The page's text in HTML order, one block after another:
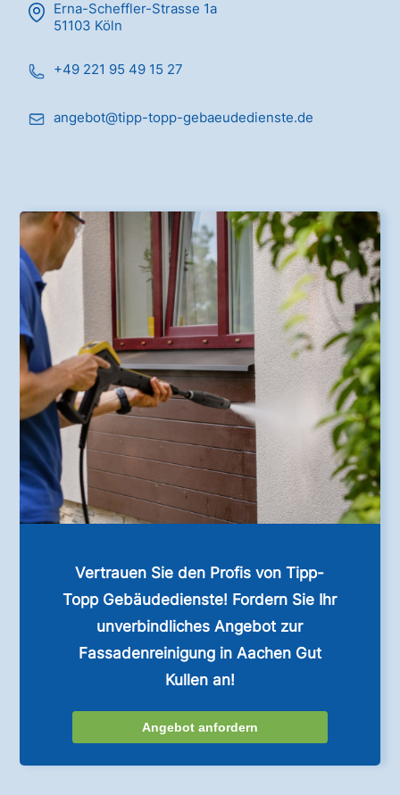
Erna-Scheffler-Strasse 1a
51103 Köln
+49 221 95 49 15 27
angebot@tipp-topp-gebaeudedienste.de
Vertrauen Sie den Profis von Tipp-
Topp Gebäudedienste! Fordern Sie Ihr
unverbindliches Angebot zur
Fassadenreinigung in Aachen Gut
Kullen an!
Angebot anfordern